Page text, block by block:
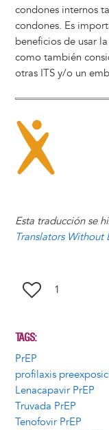
condones internos
condones. Es
beneficios de usar
como también
otras ITS y/o un
Image
Esta traducción se
Translators Without
1
TAGS
PrEP
profilaxis
Lenacapavir PrEP
Truvada PrEP
Tenofovir PrEP